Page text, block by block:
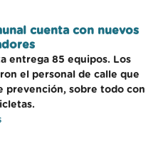
cuenta con nuevos
entrega 85 equipos. Los
el personal de calle que
prevención, sobre todo con